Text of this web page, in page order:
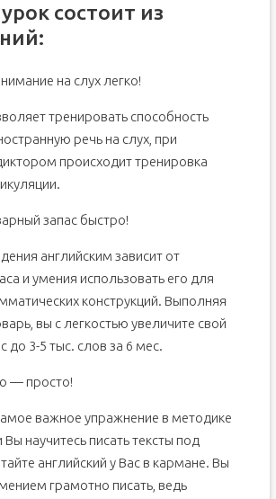
состоит из
на слух легко!
тренировать способность
речь на слух, при
происходит тренировка
запас быстро!
английским зависит от
и умения использовать его для
конструкций. Выполняя
вы с легкостью увеличите свой
до 3-5 тыс. слов за 6 мес.
— просто!
важное упражнение в методике
Вы научитесь писать тексты под
английский у Вас в кармане. Вы
грамотно писать, ведь